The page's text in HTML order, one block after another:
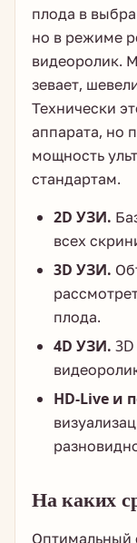
плода в
но в режиме
видеоролик.
зевает,
Технически
аппарата, но
мощность
стандартам.
2D УЗИ.
всех
3D УЗИ.
плода.
4D УЗИ.
HD-Live и
На каких
Оптимальный